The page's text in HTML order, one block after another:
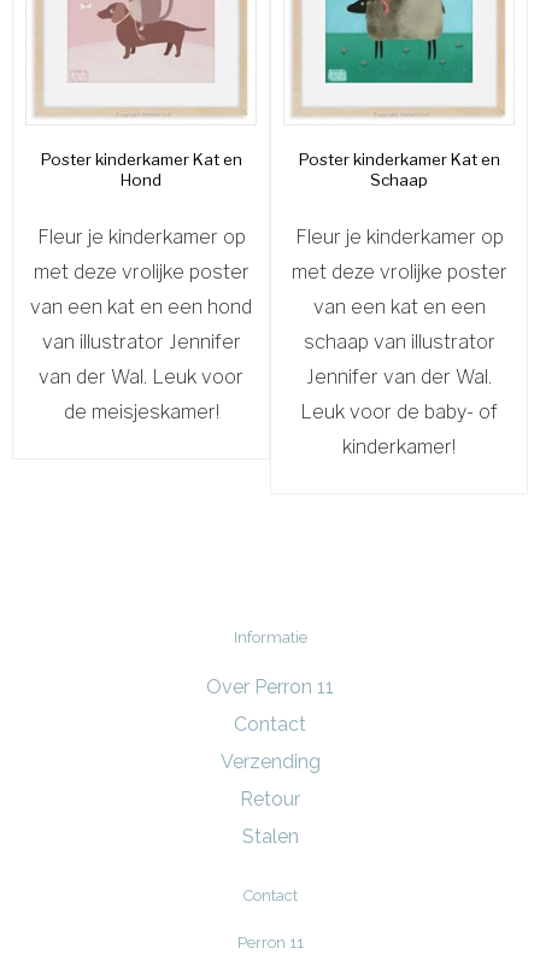
Poster kinderkamer Kat en
Hond
Fleur je kinderkamer op
met deze vrolijke poster
van een kat en een hond
van illustrator Jennifer
van der Wal. Leuk voor
de meisjeskamer!
Poster kinderkamer Kat en
Schaap
Fleur je kinderkamer op
met deze vrolijke poster
van een kat en een
schaap van illustrator
Jennifer van der Wal.
Leuk voor de baby- of
kinderkamer!
Informatie
Over Perron 11
Contact
Verzending
Retour
Stalen
Contact
Perron 11